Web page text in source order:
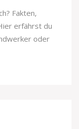
Fakten,
erfährst du
oder